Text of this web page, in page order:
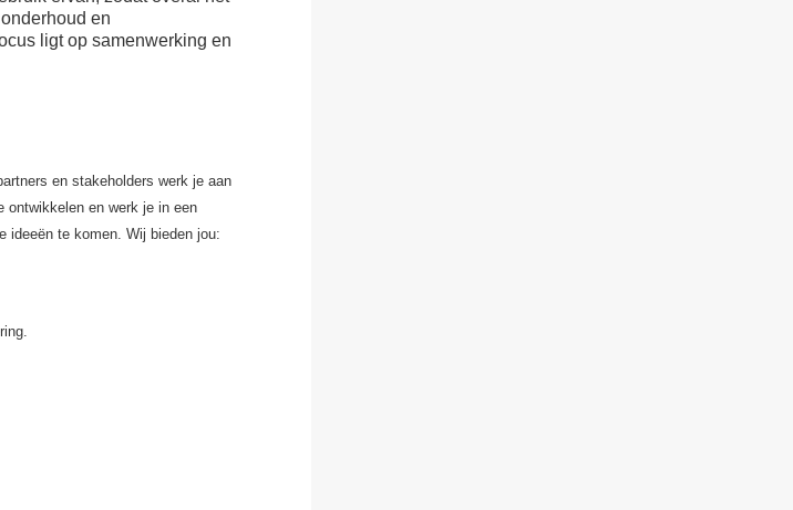
Bedrijfsrestaurant
met gevarieerde en
Flexibele
werkplekken op onze
kantoorlocaties met
en
ligt op samenwerking en
en stakeholders werk je aan
ontwikkelen en werk je in een
ideeën te komen. Wij bieden jou: